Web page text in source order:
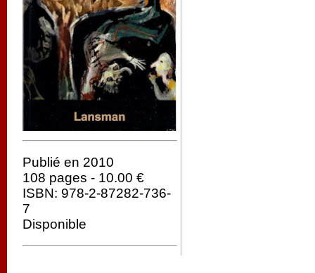
Publié en 2010
108 pages - 10.00 €
ISBN: 978-2-87282-736-
7
Disponible